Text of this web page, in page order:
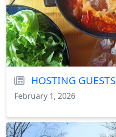
HOSTING GUESTS
February 1, 2026